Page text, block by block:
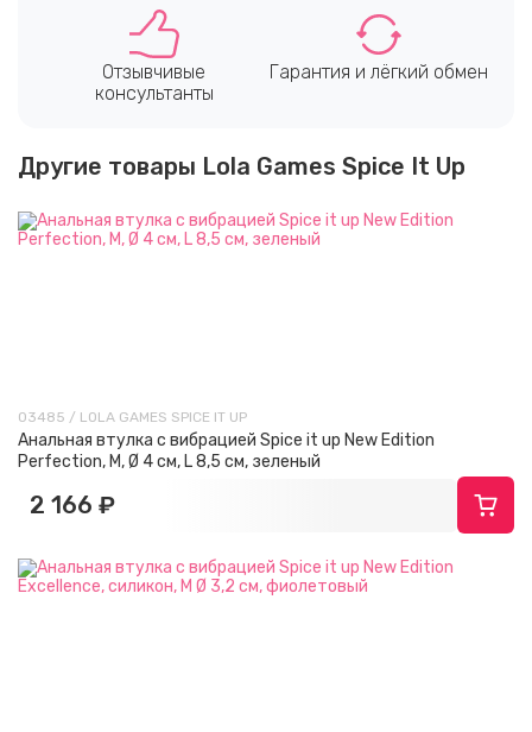
Отзывчивые
консультанты
Гарантия и лёгкий обмен
Другие товары Lola Games Spice It Up
03485 / LOLA GAMES SPICE IT UP
Анальная втулка с вибрацией Spice it up New Edition
Perfection, M, Ø 4 см, L 8,5 см, зеленый
2 166 ₽